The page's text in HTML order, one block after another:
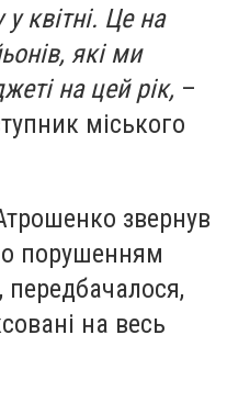
квітні. Це на
які ми
на цей рік, –
міського
звернув
порушенням
на весь